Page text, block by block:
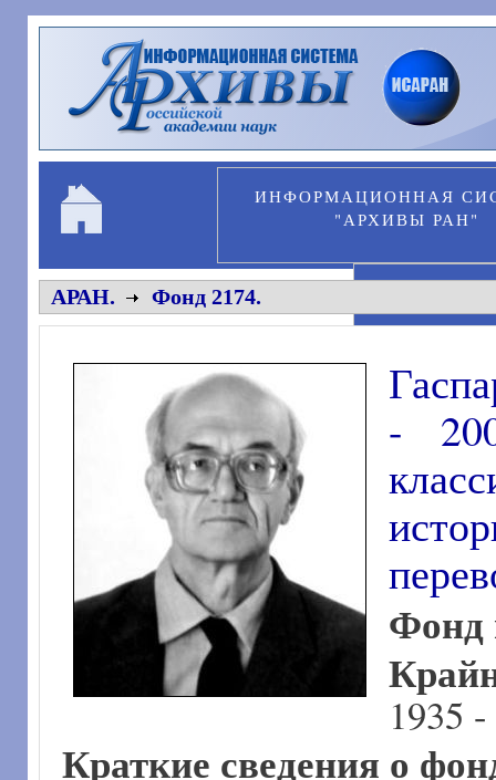
Перейти к основному содержанию
ИНФОРМАЦИОННАЯ
"АРХИВЫ РАН"
АРАН. Фонд 2174.
-
Фонд
1935
Краткие сведения о